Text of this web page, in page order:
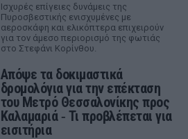
Ισχυρές επίγειες δυνάμεις της
Πυροσβεστικής ενισχυμένες με
αεροσκάφη και ελικόπτερα επιχειρούν
για τον άμεσο περιορισμό της φωτιάς
στο Στεφάνι Κορίνθου.
Απόψε τα δοκιμαστικά
δρομολόγια για την επέκταση
του Μετρό Θεσσαλονίκης προς
Καλαμαριά ‑ Τι προβλέπεται για
εισιτήρια